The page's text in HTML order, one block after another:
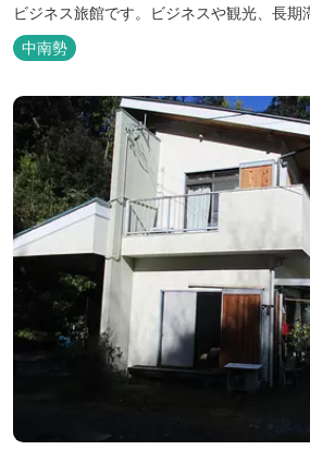
ビジネス旅館です。ビジネスや観光、長期
中南勢